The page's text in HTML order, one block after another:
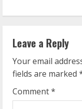
i
n
u
e
R
Leave a Reply
Your email
fields are marked
Comment*